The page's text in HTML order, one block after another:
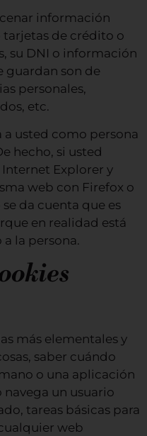
información
tarjetas de crédito o
su DNI o información
guardan son de
personales,
etc.
a usted como persona
hecho, si usted
Explorer y
web con Firefox o
da cuenta que es
en realidad está
la persona.
más elementales y
saber cuándo
o una aplicación
un usuario
tareas básicas para
web